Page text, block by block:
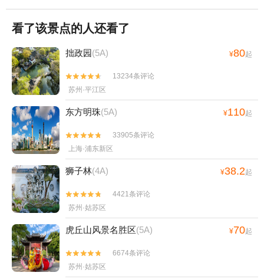
看了该景点的人还看了
拙政园(5A) ¥80起


13234条评论
苏州·平江区
东方明珠(5A) ¥110起


33905条评论
上海·浦东新区
狮子林(4A) ¥38.2起


4421条评论
苏州·姑苏区
虎丘山风景名胜区(5A) ¥70起


6674条评论
苏州·姑苏区